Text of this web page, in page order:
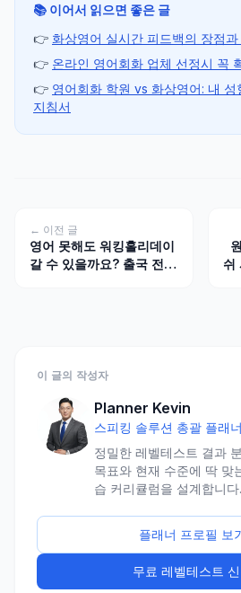
📚 이어서 읽으면 좋은 글
👉 화상영어 실시간 피드백의 장점
👉 온라인 영어회화 업체 선정시 꼭
👉 영어회화 학원 vs 화상영어: 내
지침서
← 이전 글
영어 못해도 워킹홀리데이
갈 수 있을까요? 출국 전
쉬
이 글의 작성자
Planner Kevin
스피킹 솔루션 총괄 플래너
정밀한 레벨테스트 결과
목표와 현재 수준에 딱 맞
습 커리큘럼을 설계합니다
플래너 프로필 보
무료 레벨테스트